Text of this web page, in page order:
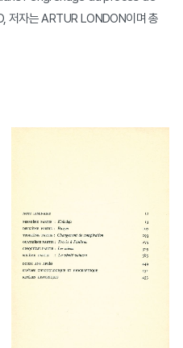
저자는 ARTUR LONDON이며 총